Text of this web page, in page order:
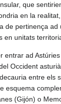
que
en la
de pertinença
unitats
entrar ad
Occident
entre
esquema
(Gijón) o